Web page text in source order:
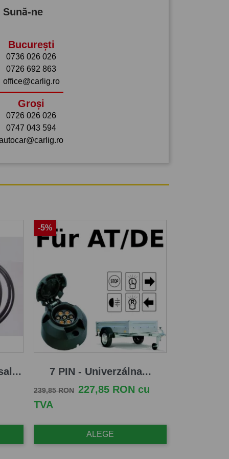
ne
București
0736 026 026
0726 692 863
office@carlig.ro
Groși
0726 026 026
0747 043 594
7 PIN - Univerzálna...
Pret de baza
239,85 RON Pret
227,85 RON cu
TVA
ALEGE
-5%